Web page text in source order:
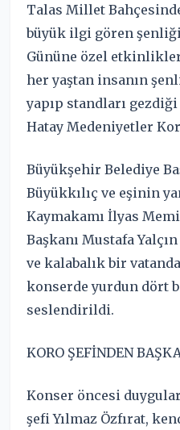
Talas Millet
büyük ilgi gören
Gününe özel
her yaştan insanın
yapıp standları
Hatay Medeniyetler
Büyükşehir Belediye
Büyükkılıç ve eşinin
Kaymakamı İlyas
Başkanı Mustafa
ve kalabalık bir
konserde yurdun dört
seslendirildi.
KORO ŞEFİNDEN
Konser öncesi
şefi Yılmaz Özfırat,